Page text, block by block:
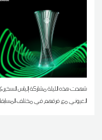
شهدت هذه الليلة مشاركة إلياس
العيوني مع فرقهم في مختلف المسابقات